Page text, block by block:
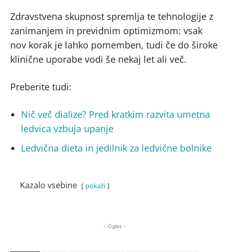
Zdravstvena skupnost spremlja te tehnologije z
zanimanjem in previdnim optimizmom: vsak
nov korak je lahko pomemben, tudi če do široke
klinične uporabe vodi še nekaj let ali več.
Preberite tudi:
Nič več dialize? Pred kratkim razvita umetna
ledvica vzbuja upanje
Ledvična dieta in jedilnik za ledvične bolnike
Kazalo vsebine pokaži
- Oglas -